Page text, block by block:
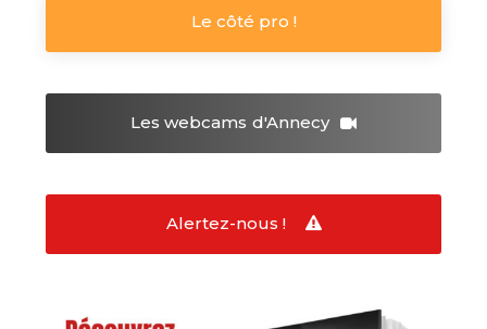
Le côté pro !
Les webcams d'Annecy
Alertez-nous !